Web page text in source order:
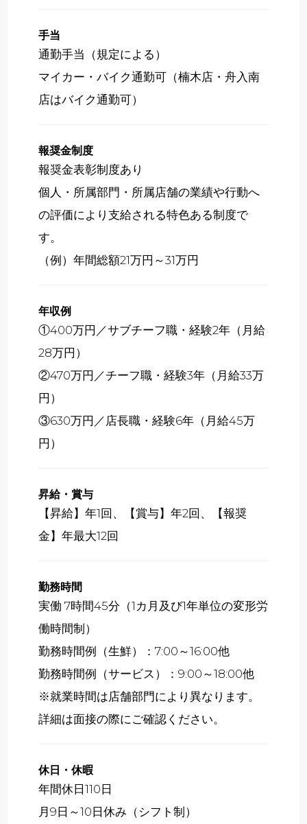
手当
通勤手当（規定による）
マイカー・バイク通勤可（楠木店・舟入南
店はバイク通勤可）
報奨金制度
報奨金表彰制度あり
個人・所属部門・所属店舗の業績や行動へ
の評価により支給される特色ある制度で
す。
（例）年間総額21万円～31万円
年収例
①400万円／サブチーフ職・経験2年（月給
28万円）
②470万円／チーフ職・経験3年（月給33万
円）
③630万円／店長職・経験6年（月給45万
円）
昇給・賞与
【昇給】年1回、【賞与】年2回、【報奨
金】年最大12回
勤務時間
実働 7時間45分（1カ月及び1年単位の変形労
働時間制）
勤務時間例（生鮮）：7:00～16:00他
勤務時間例（サービス）：9:00～18:00他
※就業時間は店舗部門により異なります。
詳細は面接の際にご確認ください。
休日・休暇
年間休日110日
月9日～10日休み（シフト制）